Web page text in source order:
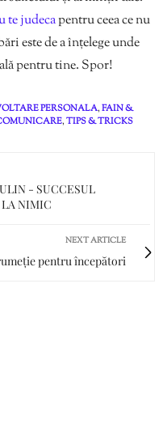
te judecapentru ceea ce nu
este de a înțelege unde
pentru tine. Spor!
PERSONALA,FAIN &
,TIPS & TRICKS
- SUCCESUL
NIMIC
NEXT ARTICLE
pentru începători